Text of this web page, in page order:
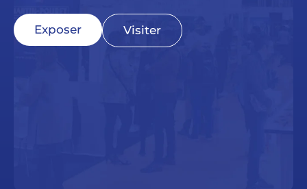
Exposer Visiter